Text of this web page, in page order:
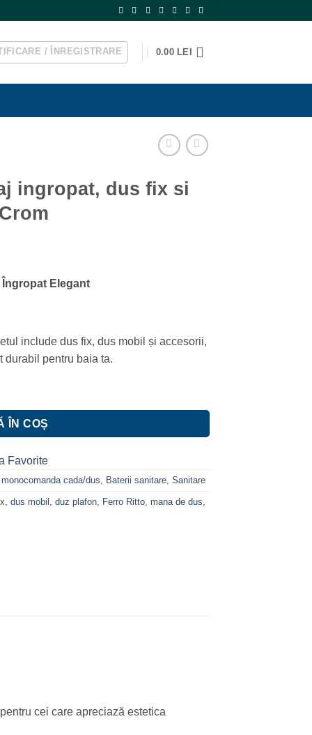
/ ÎNREGISTRARE 0.00 LEI
ingropat, dus fix si
Îngropat Elegant
include dus fix, dus mobil și accesorii,
durabil pentru baia ta.
fix si dus mobil, Ferro Ritto Crom
ÎN COȘ
Favorite
cada/dus Baterii sanitare Sanitare
dus mobil duz plafon Ferro Ritto mana de dus
cei care apreciază estetica